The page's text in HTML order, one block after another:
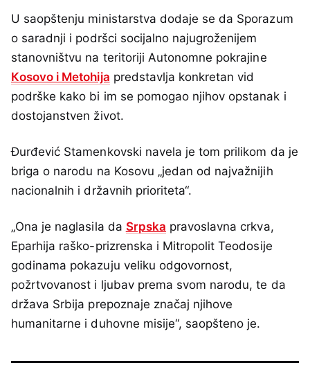
U saopštenju ministarstva dodaje se da Sporazum
o saradnji i podršci socijalno najugroženijem
stanovništvu na teritoriji Autonomne pokrajine
Кosovo i Metohija predstavlja konkretan vid
podrške kako bi im se pomogao njihov opstanak i
dostojanstven život.
Đurđević Stamenkovski navela je tom prilikom da je
briga o narodu na Kosovu „jedan od najvažnijih
nacionalnih i državnih prioriteta“.
„Ona je naglasila da Srpska pravoslavna crkva,
Eparhija raško-prizrenska i Mitropolit Teodosije
godinama pokazuju veliku odgovornost,
požrtvovanost i ljubav prema svom narodu, te da
država Srbija prepoznaje značaj njihove
humanitarne i duhovne misije“, saopšteno je.